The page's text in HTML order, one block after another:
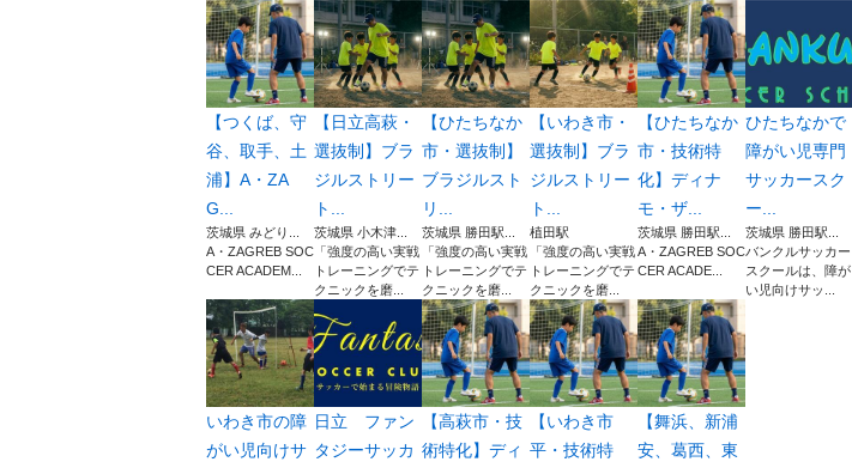
【つくば、守
谷、取手、土
浦】A・ZA
G...
茨城県 みどり...
A・ZAGREB SOC
CER ACADEM...
【日立高萩・
選抜制】ブラ
ジルストリー
ト...
茨城県 小木津...
「強度の高い実戦
トレーニングでテ
クニックを磨...
【ひたちなか
市・選抜制】
ブラジルスト
リ...
茨城県 勝田駅...
「強度の高い実戦
トレーニングでテ
クニックを磨...
【いわき市・
選抜制】ブラ
ジルストリー
ト...
植田駅
「強度の高い実戦
トレーニングでテ
クニックを磨...
【ひたちなか
市・技術特
化】ディナ
モ・ザ...
茨城県 勝田駅...
A・ZAGREB SOC
CER ACADE...
ひたちなかで
障がい児専門
サッカースク
ー...
茨城県 勝田駅...
バンクルサッカー
スクールは、障が
い児向けサッ...
いわき市の障
がい児向けサ
日立 ファン
タジーサッカ
【高萩市・技
術特化】ディ
【いわき市
平・技術特
【舞浜、新浦
安、葛西、東